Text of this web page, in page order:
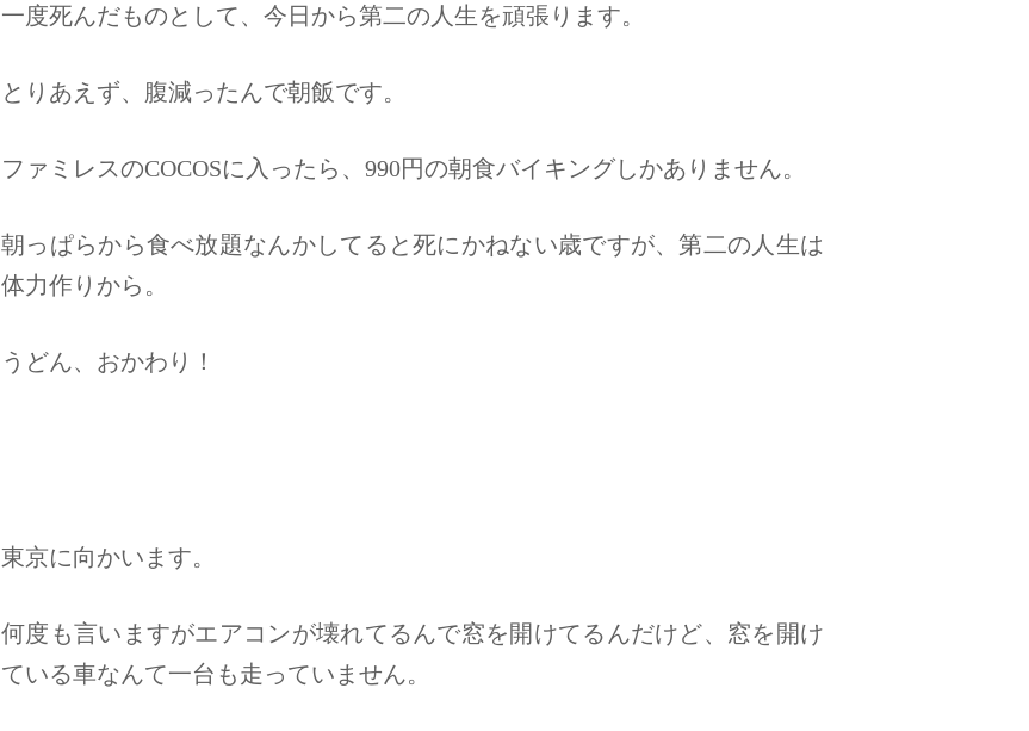
一度死んだものとして、今日から第二の人生を頑張ります。
とりあえず、腹減ったんで朝飯です。
ファミレスのCOCOSに入ったら、990円の朝食バイキングしかありません。
朝っぱらから食べ放題なんかしてると死にかねない歳ですが、第二の人生は
体力作りから。
うどん、おかわり！
東京に向かいます。
何度も言いますがエアコンが壊れてるんで窓を開けてるんだけど、窓を開け
ている車なんて一台も走っていません。